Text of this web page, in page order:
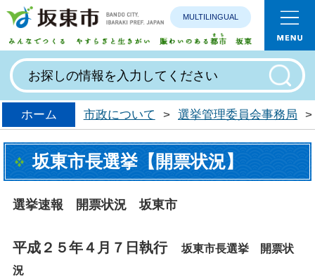
みんなで
MULTILINGUAL
ホーム 市政について > 選挙管理委員会事務局 >
坂東市長選挙【開票状況】
選挙速報 開票状況 坂東市
平成２５年４月７日執行
坂東市長選挙 開票状
況